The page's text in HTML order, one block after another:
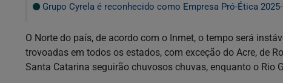
Grupo Cyrela é reconhecido como Empresa Pró-Ética
O Norte do país, de acordo com o Inmet, o tempo será
trovoadas em todos os estados, com exceção do Acre, de
Santa Catarina seguirão chuvosos chuvas, enquanto o Rio